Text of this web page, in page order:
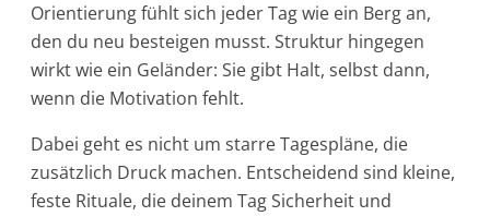
Orientierung fühlt sich jeder Tag wie ein Berg an,
den du neu besteigen musst. Struktur hingegen
wirkt wie ein Geländer: Sie gibt Halt, selbst dann,
wenn die Motivation fehlt.
Dabei geht es nicht um starre Tagespläne, die
zusätzlich Druck machen. Entscheidend sind kleine,
feste Rituale, die deinem Tag Sicherheit und